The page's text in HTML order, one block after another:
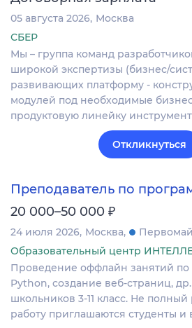
05 августа 2026 Москва
СБЕР
Мы – группа команд
широкой экспертизы (бизнес/
развивающих платформу -
модулей под необходимые
продуктовую линейку
Откликнуться
Преподаватель по
20 000–50 000 ₽
24 июля 2026 Москва
Образовательный центр
Проведение оффлайн занятий
Python, создание веб-страниц,
школьников 3-11 класс. Не
работу приглашаются студенты